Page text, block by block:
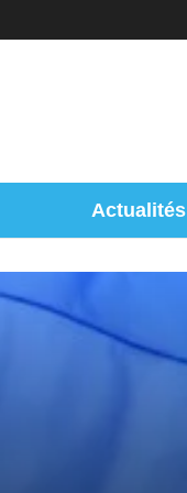
Actualités